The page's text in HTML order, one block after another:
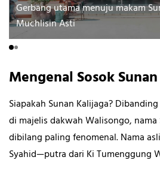
Gerbang utama menuju makam
Muchlisin Asti
Mengenal Sosok
Siapakah Sunan Kalijaga?
di majelis dakwah Walisongo, nama
dibilang paling fenomenal. Nama
Syahid—putra dari Ki Tumenggung